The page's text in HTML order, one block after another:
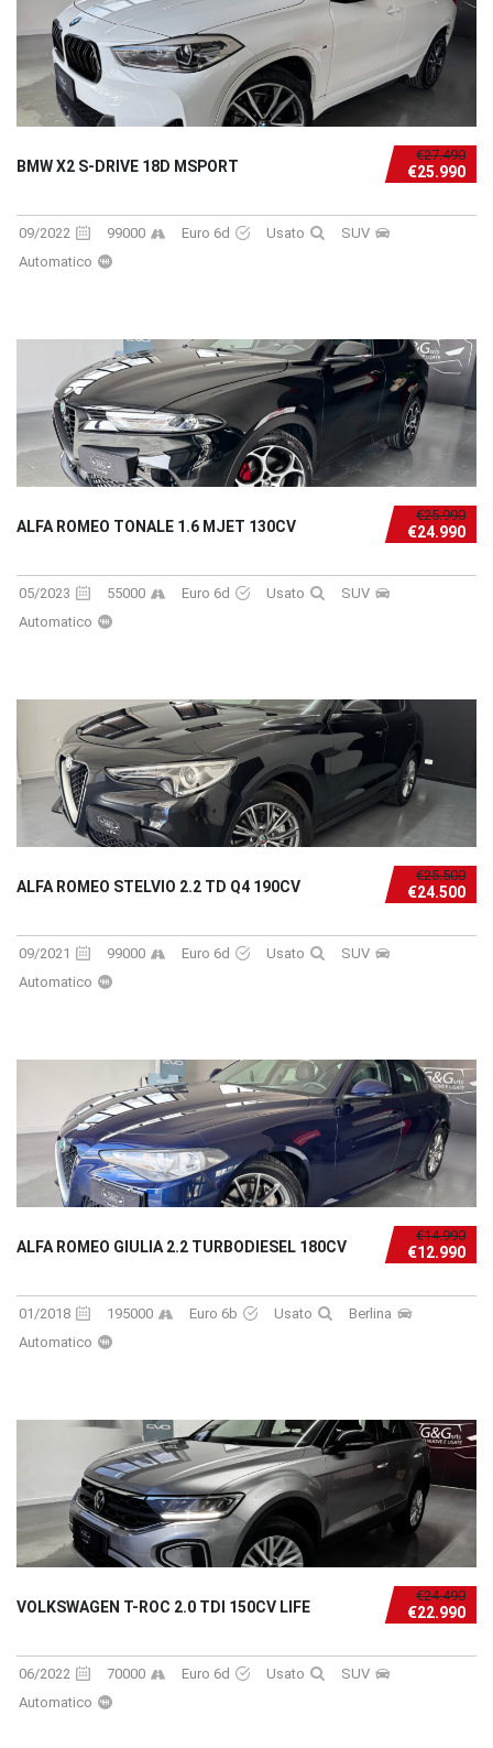
€27.490
€25.990
BMW X2 S-DRIVE 18D MSPORT
09/2022 99000 Euro 6d Usato
SUV
Automatico
€25.990
€24.990
ALFA ROMEO TONALE 1.6 MJET 130CV
05/2023 55000 Euro 6d Usato
SUV
Automatico
€25.500
€24.500
ALFA ROMEO STELVIO 2.2 TD Q4 190CV
09/2021 99000 Euro 6d Usato
SUV
Automatico
€14.990
€12.990
ALFA ROMEO GIULIA 2.2 TURBODIESEL 180CV
01/2018 195000 Euro 6b Usato
Berlina
Automatico
€24.490
€22.990
VOLKSWAGEN T-ROC 2.0 TDI 150CV LIFE
06/2022 70000 Euro 6d Usato
SUV
Automatico